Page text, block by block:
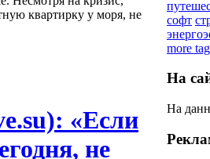
квартирку у моря, не
«Если
не
софт
more
На
На